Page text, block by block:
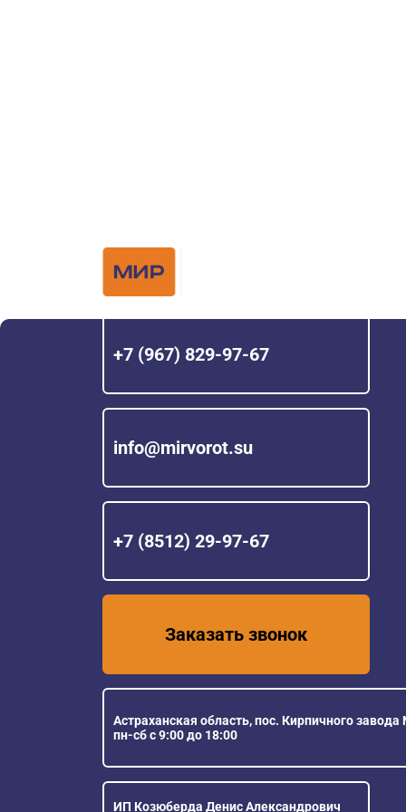
+7 (967) 829-97-67
info@mirvorot.su
+7 (8512) 29-97-67
Заказать звонок
Астраханская область, пос. Кирпичного
пн-сб с 9:00 до 18:00
ИП Козюберда Денис Александрович